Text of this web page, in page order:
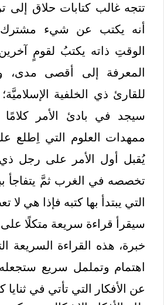
تتجه غالب كتابات حلاق إلى
أنه يكتب عن شيء مشترك
الوقتِ ذاته يكتبُ لقومٍ
المعرفة إلى أقصى مدى،
للقارئ ذي الخلفية
سيجد في بادئ الأمر كلامًا
ممهدات العلوم التي اِطلع
يُقبل أول الأمر على رجل
تخصصه في الغرب ثمَّ يتفاجأ
التي يبتدأ بها كتبه فإذا هي لا
سيقرأ قراءة سريعة متكلًا
خبرة، هذه القراءة السريعة
اهتمام وتململ سريع
عن الأفكار التي تأتي في ثنايا